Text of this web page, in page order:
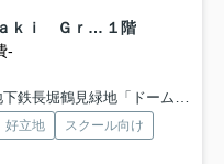
Ｔｈｅ Ｐｅａｋ Ｃｈｉｙｏｚａｋｉ Ｇｒａｎｄ １階
-
鉄長堀鶴見緑地「ドーム前千代崎」駅 徒歩7分
好立地
スクール向け